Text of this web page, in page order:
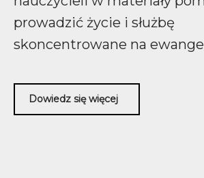
prowadzić życie i służbę
skoncentrowane na
Dowiedz się więcej